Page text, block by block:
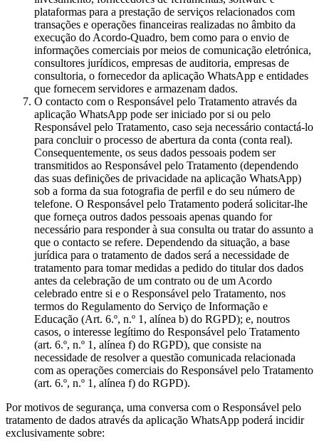
plataformas para a prestação de serviços relacionados com
transações e operações financeiras realizadas no âmbito da
execução do Acordo-Quadro, bem como para o envio de
informações comerciais por meios de comunicação eletrónica,
consultores jurídicos, empresas de auditoria, empresas de
consultoria, o fornecedor da aplicação WhatsApp e entidades
que fornecem servidores e armazenam dados.
O contacto com o Responsável pelo Tratamento através da
aplicação WhatsApp pode ser iniciado por si ou pelo
Responsável pelo Tratamento, caso seja necessário contactá-lo
para concluir o processo de abertura da conta (conta real).
Consequentemente, os seus dados pessoais podem ser
transmitidos ao Responsável pelo Tratamento (dependendo
das suas definições de privacidade na aplicação WhatsApp)
sob a forma da sua fotografia de perfil e do seu número de
telefone. O Responsável pelo Tratamento poderá solicitar-lhe
que forneça outros dados pessoais apenas quando for
necessário para responder à sua consulta ou tratar do assunto a
que o contacto se refere. Dependendo da situação, a base
jurídica para o tratamento de dados será a necessidade de
tratamento para tomar medidas a pedido do titular dos dados
antes da celebração de um contrato ou de um Acordo
celebrado entre si e o Responsável pelo Tratamento, nos
termos do Regulamento do Serviço de Informação e
Educação (Art. 6.º, n.º 1, alínea b) do RGPD); e, noutros
casos, o interesse legítimo do Responsável pelo Tratamento
(art. 6.º, n.º 1, alínea f) do RGPD), que consiste na
necessidade de resolver a questão comunicada relacionada
com as operações comerciais do Responsável pelo Tratamento
(art. 6.º, n.º 1, alínea f) do RGPD).
Por motivos de segurança, uma conversa com o Responsável pelo
tratamento de dados através da aplicação WhatsApp poderá incidir
exclusivamente sobre: